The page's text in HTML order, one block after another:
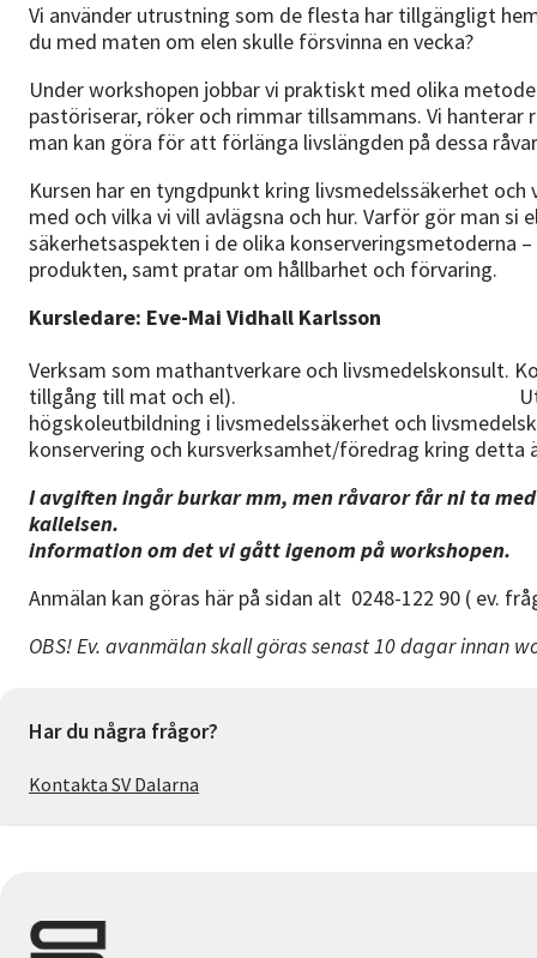
Vi använder utrustning som de flesta har tillgängligt
du med maten om elen skulle försvinna en vecka?
Under workshopen jobbar vi praktiskt med olika
pastöriserar, röker och rimmar tillsammans. Vi
man kan göra för att förlänga livslängden på dessa
Kursen har en tyngdpunkt kring livsmedelssäkerhet
med och vilka vi vill avlägsna och hur. Varför gör man si
säkerhetsaspekten i de olika konserveringsmetoderna
produkten, samt pratar om hållbarhet och förvaring.
Kursledare: Eve-Mai Vidhall Karlsson
Verksam som mathantverkare och livsmedelskonsult.
tillgång till mat och el). Utöver
högskoleutbildning i livsmedelssäkerhet och
konservering och kursverksamhet/föredrag kring detta
I avgiften ingår burkar mm, men råvaror får ni ta
kallelsen. I kursen ingår
information om det vi gått igenom på workshopen.
Anmälan kan göras här på sidan alt 0248-122 90 ( ev.
OBS! Ev. avanmälan skall göras senast 10 dagar innan
Har du några frågor?
Kontakta SV Dalarna